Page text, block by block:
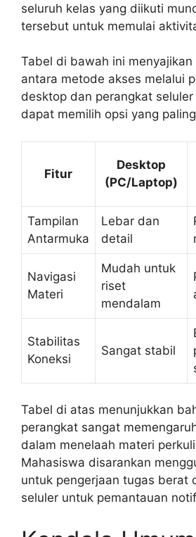
seluruh kelas yang diikuti
tersebut untuk memulai
Tabel di bawah ini
antara metode akses melalui
desktop dan perangkat
dapat memilih opsi yang
Fitur
Desktop
(PC/Laptop)
Tampilan
Antarmuka
Lebar dan
detail
Navigasi
Materi
Mudah untuk
riset
mendalam
Stabilitas
Koneksi
Sangat stabil
Tabel di atas menunjukkan
perangkat sangat
dalam menelaah materi
Mahasiswa disarankan
untuk pengerjaan tugas berat
seluler untuk pemantauan